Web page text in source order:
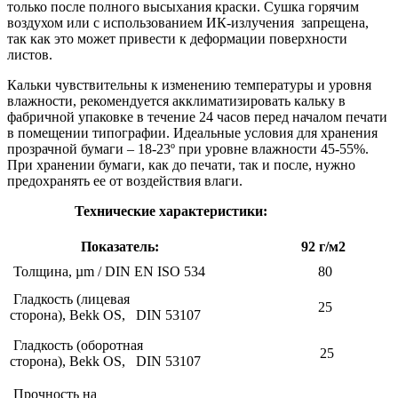
только после полного высыхания краски. Сушка горячим
воздухом или с использованием ИК-излучения запрещена,
так как это может привести к деформации поверхности
листов.
Кальки чувствительны к изменению температуры и уровня
влажности, рекомендуется акклиматизировать кальку в
фабричной упаковке в течение 24 часов перед началом печати
в помещении типографии. Идеальные условия для хранения
прозрачной бумаги – 18-23º при уровне влажности 45-55%.
При хранении бумаги, как до печати, так и после, нужно
предохранять ее от воздействия влаги.
Технические характеристики:
Показатель:
92 г/м2
Толщина, µm / DIN EN ISO 534
80
Гладкость (лицевая
сторона), Bekk OS, DIN 53107
25
Гладкость (оборотная
сторона), Bekk OS, DIN 53107
25
Прочность на